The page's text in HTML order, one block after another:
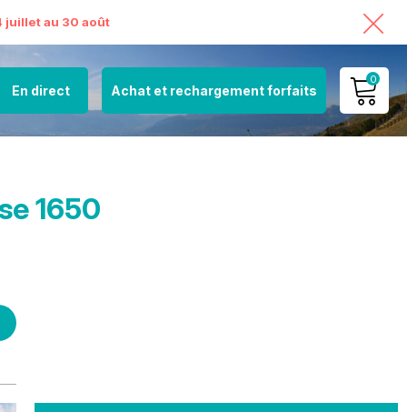
juillet au 30 août
En direct Achat et rechargement forfaits
0
MON COMPTE
1650